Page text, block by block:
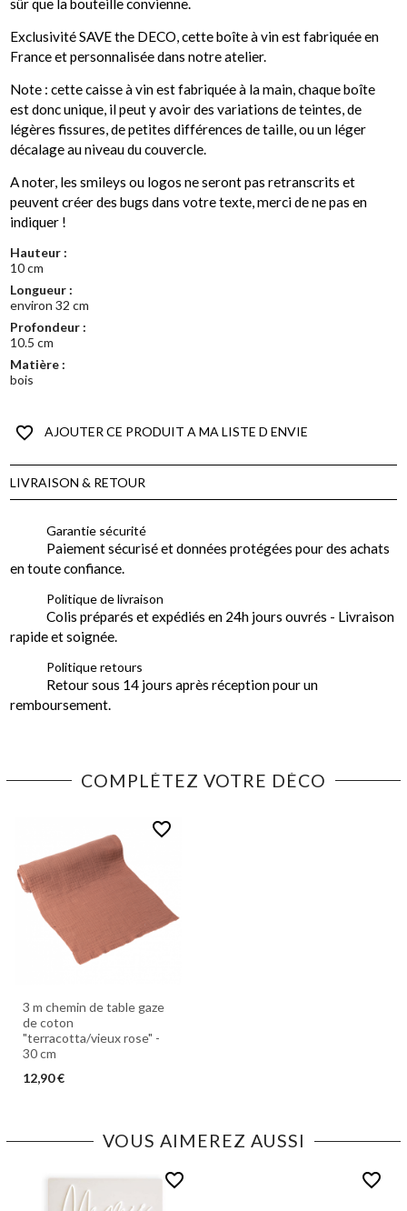
sûr que la bouteille convienne.
Exclusivité SAVE the DECO, cette boîte à vin est fabriquée en
France et personnalisée dans notre atelier.
Note : cette caisse à vin est fabriquée à la main, chaque boîte
est donc unique, il peut y avoir des variations de teintes, de
légères fissures, de petites différences de taille, ou un léger
décalage au niveau du couvercle.
A noter, les smileys ou logos ne seront pas retranscrits et
peuvent créer des bugs dans votre texte, merci de ne pas en
indiquer !
Hauteur :
10 cm
Longueur :
environ 32 cm
Profondeur :
10.5 cm
Matière :
bois
favorite_border AJOUTER CE PRODUIT A MA LISTE D ENVIE
LIVRAISON & RETOUR
Garantie sécurité
Paiement sécurisé et données protégées pour des achats
en toute confiance.
Politique de livraison
Colis préparés et expédiés en 24h jours ouvrés - Livraison
rapide et soignée.
Politique retours
Retour sous 14 jours après réception pour un
remboursement.
COMPLÉTEZ VOTRE DÉCO
favorite_border
3 m chemin de table gaze
de coton
"terracotta/vieux rose" -
30 cm
12,90 €
VOUS AIMEREZ AUSSI
favorite_border favorite_border